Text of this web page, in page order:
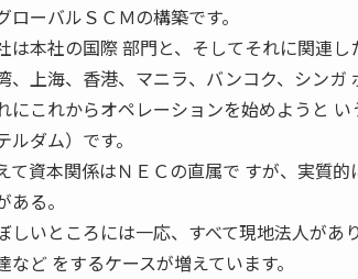
ローバルＳＣＭの構築です。
は本社の国際 部門と、そしてそれに関連し
、上海、香港、マニラ、バンコク、シンガ
にこれからオペレーションを始めようと
ルダム）です。
て資本関係はＮＥＣの直属で すが、実質
ある。
しいところには一応、すべて現地法人が
など をするケースが増えています。